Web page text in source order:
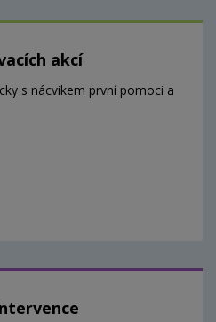
akcí
s nácvikem první pomoci a